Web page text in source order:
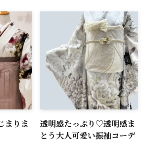
まりま
透明感たっぷり♡透明感ま
とう大人可愛い振袖コーデ